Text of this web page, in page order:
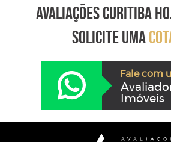
AVALIAÇÕES CURITIBA
SOLICITE UMA
Fale com
Imóveis